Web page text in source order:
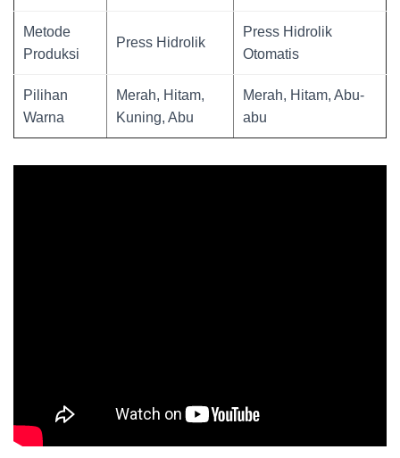
Metode
Produksi
Press Hidrolik
Press Hidrolik
Otomatis
Pilihan
Warna
Merah, Hitam,
Kuning, Abu
Merah, Hitam, Abu-
abu